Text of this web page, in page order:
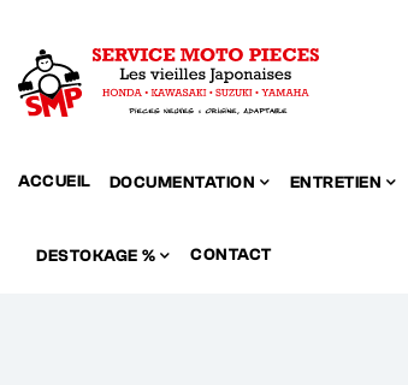
ACCUEIL DOCUMENTATION ENTRETIEN
DESTOKAGE % CONTACT